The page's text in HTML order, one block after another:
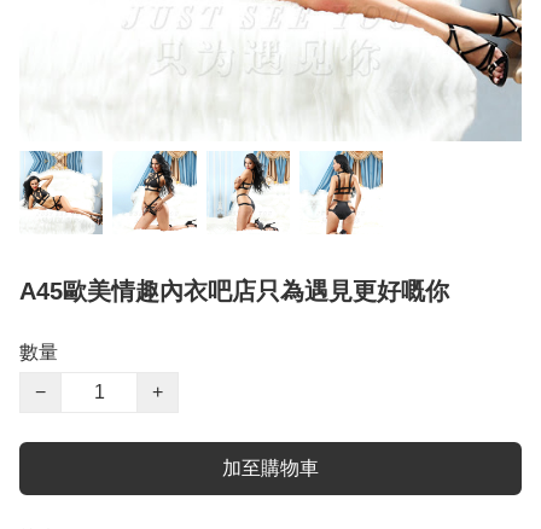
A45歐美情趣內衣吧店只為遇見更好嘅你
數量
−
+
加至購物車